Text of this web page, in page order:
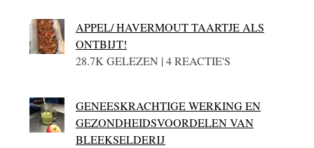
APPEL/ HAVERMOUT TAARTJE ALS
ONTBIJT!
28.7K GELEZEN | 4 REACTIE'S
GENEESKRACHTIGE WERKING EN
GEZONDHEIDSVOORDELEN VAN
BLEEKSELDERIJ